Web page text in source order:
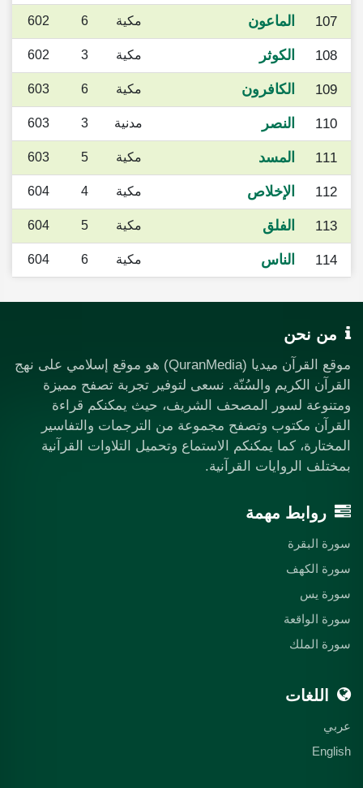
107 الماعون مكية 6
602
108 الكوثر مكية 3
602
109 الكافرون مكية 6
603
110 النصر مدنية 3
603
111 المسد مكية 5
603
112 الإخلاص مكية 4
604
113 الفلق مكية 5
604
114 الناس مكية 6
604
من نحن
موقع القرآن ميديا (QuranMedia) هو موقع إسلامي على نهج
القرآن الكريم والسُنّة. نسعى لتوفير تجربة تصفح مميزة
ومتنوعة لسور المصحف الشريف، حيث يمكنكم قراءة
القرآن مكتوب وتصفح مجموعة من الترجمات والتفاسير
المختارة، كما يمكنكم الاستماع وتحميل التلاوات القرآنية
بمختلف الروايات القرآنية.
روابط مهمة
سورة البقرة
سورة الكهف
سورة يس
سورة الواقعة
سورة الملك
اللغات
عربي
English